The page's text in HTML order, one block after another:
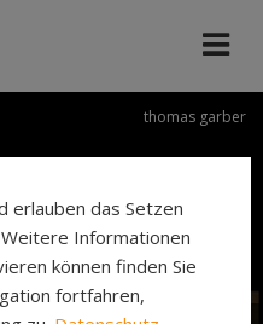
thomas garber
erlauben das Setzen
Informationen
können finden Sie
fortfahren,